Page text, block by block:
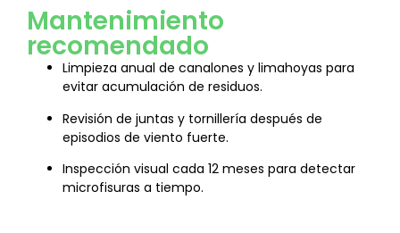
Mantenimiento
recomendado
Limpieza anual de canalones y limahoyas para
evitar acumulación de residuos.
Revisión de juntas y tornillería después de
episodios de viento fuerte.
Inspección visual cada 12 meses para detectar
microfisuras a tiempo.